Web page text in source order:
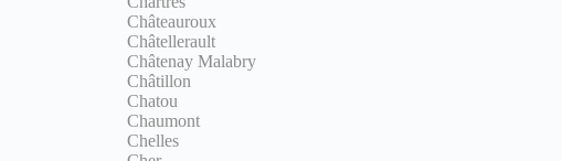
Châteauroux
Châtellerault
Châtenay Malabry
Châtillon
Chatou
Chaumont
Chelles